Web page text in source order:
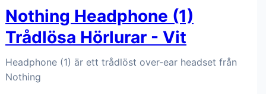
Nothing Headphone (1)
Trådlösa Hörlurar - Vit
Headphone (1) är ett trådlöst over-ear headset från
Nothing